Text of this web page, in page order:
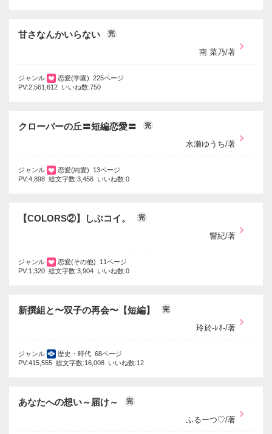
甘さなんかいらない 完
南 菜乃/著
ジャンル
恋愛(学園) 225ページ
PV:2,561,612 いいね数:750
クローバーの丘〓短編恋愛〓 完
水瀬ゆうち/著
ジャンル
恋愛(純愛) 13ページ
PV:4,898 総文字数:3,456 いいね数:0
【COLORS②】しぶコイ。 完
響紀/著
ジャンル
恋愛(その他) 11ページ
PV:1,320 総文字数:3,904 いいね数:0
新撰組と〜双子の再会〜【短編】 完
玲於-ﾚｵ-/著
ジャンル
歴史・時代 68ページ
PV:415,555 総文字数:16,008 いいね数:12
あなたへの想い～届け～ 完
ふるーつ♡/著